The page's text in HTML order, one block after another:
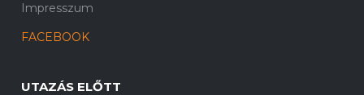
Impresszum
FACEBOOK
UTAZÁS ELŐTT